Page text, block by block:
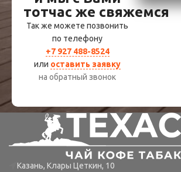
тотчас же свяжемся
Так же можете позвонить
по телефону
+7 927 488-8524
или оставить заявку
на обратный звонок
Казань, Клары Цеткин, 10